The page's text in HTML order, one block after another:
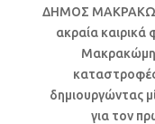
ΔΗΜΟΣ
ακραία καιρικά
καταστροφές
δημιουργώντας
για τον